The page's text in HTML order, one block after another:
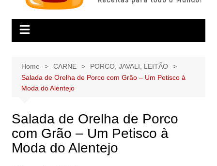
Home CARNE
PORCO, JAVALI, LEITÃO
Salada de Orelha de Porco com Grão – Um Petisco à
Moda do Alentejo
Salada de Orelha de Porco
com Grão – Um Petisco à
Moda do Alentejo